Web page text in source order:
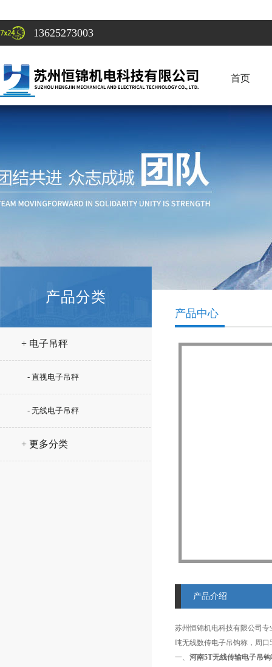
13625273003
首页
产品分类
+ 电子吊秤
- 直视电子吊秤
- 无线电子吊秤
+ 更多分类
产品中心
产品介绍
苏州恒锦机电科技有限公司专
吨无线数传电子吊钩称，周
一、 河南5T无线传输电子吊